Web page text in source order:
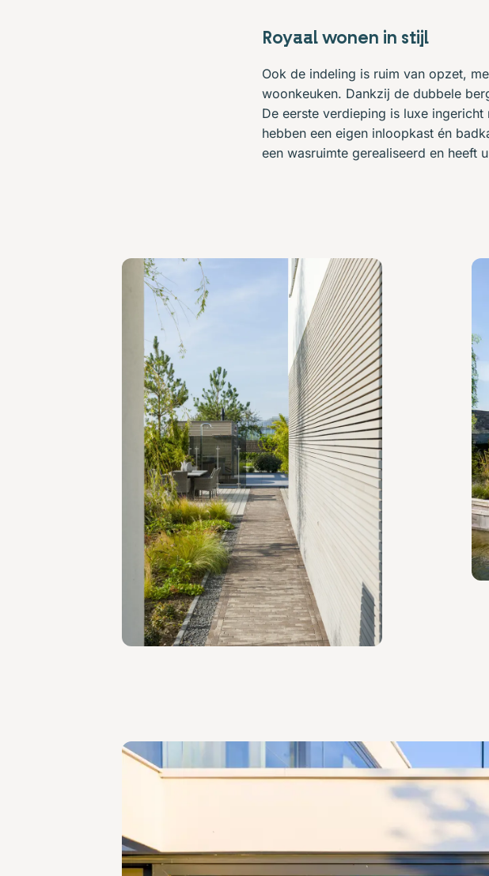
Royaal wonen in stijl
Ook de indeling is ruim van opzet,
woonkeuken. Dankzij de dubbele
De eerste verdieping is luxe
hebben een eigen inloopkast én
een wasruimte gerealiseerd en heeft
Buiten aanzichten van de
Zij aanzichten van de villa